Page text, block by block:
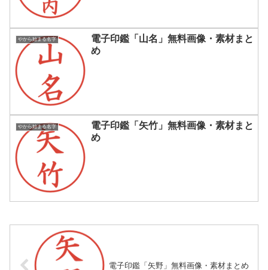
やから始まる名字
電子印鑑「山名」無料画像・素材まと
め
やから始まる名字
電子印鑑「矢竹」無料画像・素材まと
め
電子印鑑「矢野」無料画像・素材まとめ